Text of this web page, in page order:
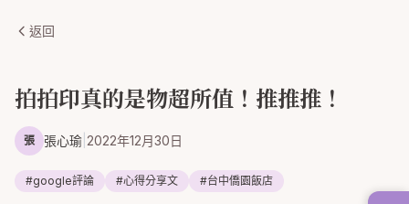
返回
拍拍印真的是物超所值！推推推！
張 張心瑜 2022年12月30日
#google評論 #心得分享文 #台中僑園飯店